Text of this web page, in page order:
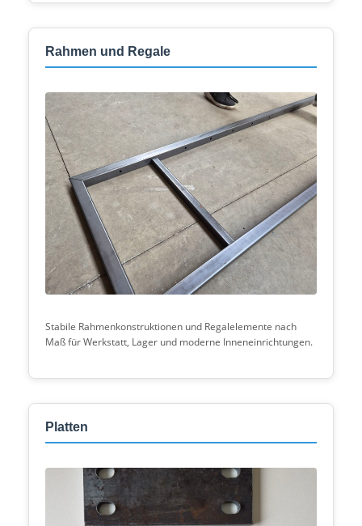
Rahmen und Regale
Stabile Rahmenkonstruktionen und Regalelemente nach
Maß für Werkstatt, Lager und moderne Inneneinrichtungen.
Platten